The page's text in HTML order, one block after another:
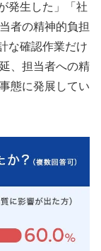
発生した」「社
者の精神的負担
な確認作業だけ
、担当者への精
態に発展してい